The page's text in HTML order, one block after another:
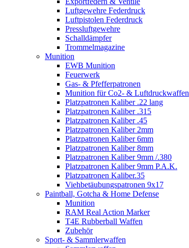
Luftgewehre Federdruck
Luftpistolen Federdruck
Pressluftgewehre
Schalldämpfer
Trommelmagazine
Munition
EWB Munition
Feuerwerk
Gas- & Pfefferpatronen
Munition für Co2- & Luftdruckwaffen
Platzpatronen Kaliber .22 lang
Platzpatronen Kaliber .315
Platzpatronen Kaliber .45
Platzpatronen Kaliber 2mm
Platzpatronen Kaliber 6mm
Platzpatronen Kaliber 8mm
Platzpatronen Kaliber 9mm /.380
Platzpatronen Kaliber 9mm P.A.K.
Platzpatronen Kaliber.35
Viehbetäubungspatronen 9x17
Paintball, Gotcha & Home Defense
Munition
RAM Real Action Marker
T4E Rubberball Waffen
Zubehör
Sport- & Sammlerwaffen